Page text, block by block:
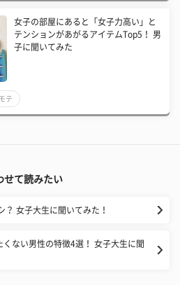
女子の部屋にあると「女子力高い」と
テンションがあがるアイテムTop5！ 男
子に聞いてみた
テ
せて読みたい
？ 女子大生に聞いてみた！
ない男性の特徴4選！ 女子大生に聞